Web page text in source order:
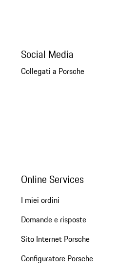
Social Media
Collegati a Porsche
Online Services
I miei ordini
Domande e risposte
Sito Internet Porsche
Configuratore Porsche